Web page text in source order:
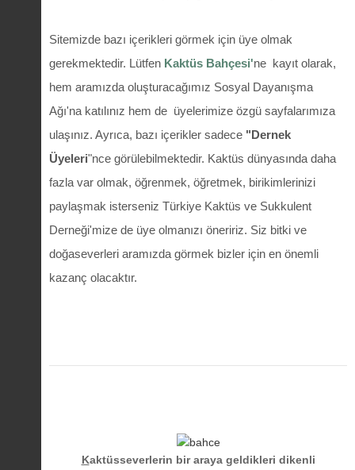
Sitemizde bazı içerikleri görmek için üye olmak
gerekmektedir. Lütfen Kaktüs Bahçesi'ne kayıt olarak,
hem aramızda oluşturacağımız Sosyal Dayanışma
Ağı'na katılınız hem de üyelerimize özgü sayfalarımıza
ulaşınız. Ayrıca, bazı içerikler sadece "Dernek
Üyeleri"nce görülebilmektedir. Kaktüs dünyasında daha
fazla var olmak, öğrenmek, öğretmek, birikimlerinizi
paylaşmak isterseniz Türkiye Kaktüs ve Sukkulent
Derneği'mize de üye olmanızı öneririz. Siz bitki ve
doğaseverleri aramızda görmek bizler için en önemli
kazanç olacaktır.
Kaktüsseverlerin bir araya geldikleri dikenli